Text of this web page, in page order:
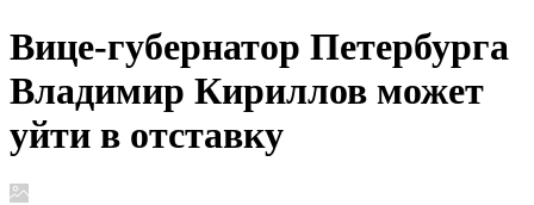
Вице-губернатор Петербурга
Владимир Кириллов может
уйти в отставку